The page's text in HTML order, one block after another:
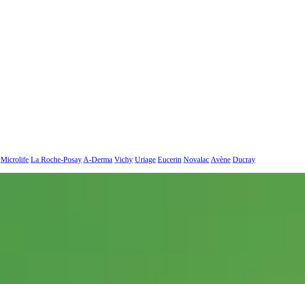
Microlife La Roche-Posay A-Derma Vichy Uriage Eucerin Novalac Avène Ducray